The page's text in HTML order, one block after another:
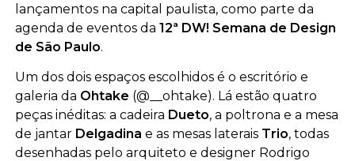
lançamentos na capital paulista, como parte da
agenda de eventos da 12ª DW! Semana de Design
de São Paulo.
Um dos dois espaços escolhidos é o escritório e
galeria da Ohtake (@__ohtake). Lá estão quatro
peças inéditas: a cadeira Dueto, a poltrona e a mesa
de jantar Delgadina e as mesas laterais Trio, todas
desenhadas pelo arquiteto e designer Rodrigo